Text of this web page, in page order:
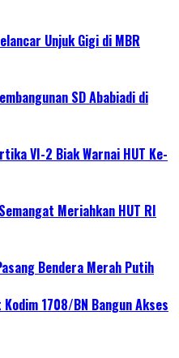
Unjuk Gigi di MBR
SD Ababiadi di
VI-2 Biak Warnai HUT Ke-
Meriahkan HUT RI
Bendera Merah Putih
1708/BN Bangun Akses